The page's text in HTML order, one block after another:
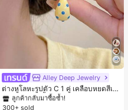
Alley Deep Jewelry
ต่างหูโลหะรูปตัว C 1 คู่ เคลือบหยดสีเห
ลือง ลายจุดสีน้ำเงิน สไตล์ยุโรปและอเม
ริกัน แฟชั่นส่วนตัว หวานและสง่างาม
#1 ขายดี ใน โบโฮ ต่างหูผู้หญิง
ลูกค้ากลับมาซื้อซ้ำ!
#1 ขายดี ใน โบโฮ ต่างหูผู้หญิง
#1 ขายดี ใน โบโฮ ต่างหูผู้หญิง
300+ sold